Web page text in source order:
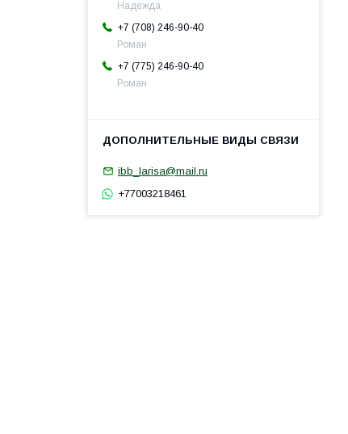
Надежда
+7 (708) 246-90-40
Роман
+7 (775) 246-90-40
Роман
ibb_larisa@mail.ru
+77003218461